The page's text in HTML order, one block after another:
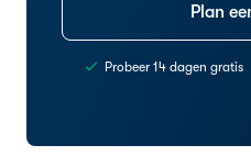
Plan
Probeer 14 dagen gratis